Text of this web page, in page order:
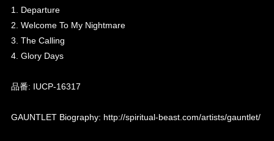
1. Departure
2. Welcome To My Nightmare
3. The Calling
4. Glory Days
品番: IUCP-16317
GAUNTLET Biography: http://spiritual-beast.com/artists/gauntlet/